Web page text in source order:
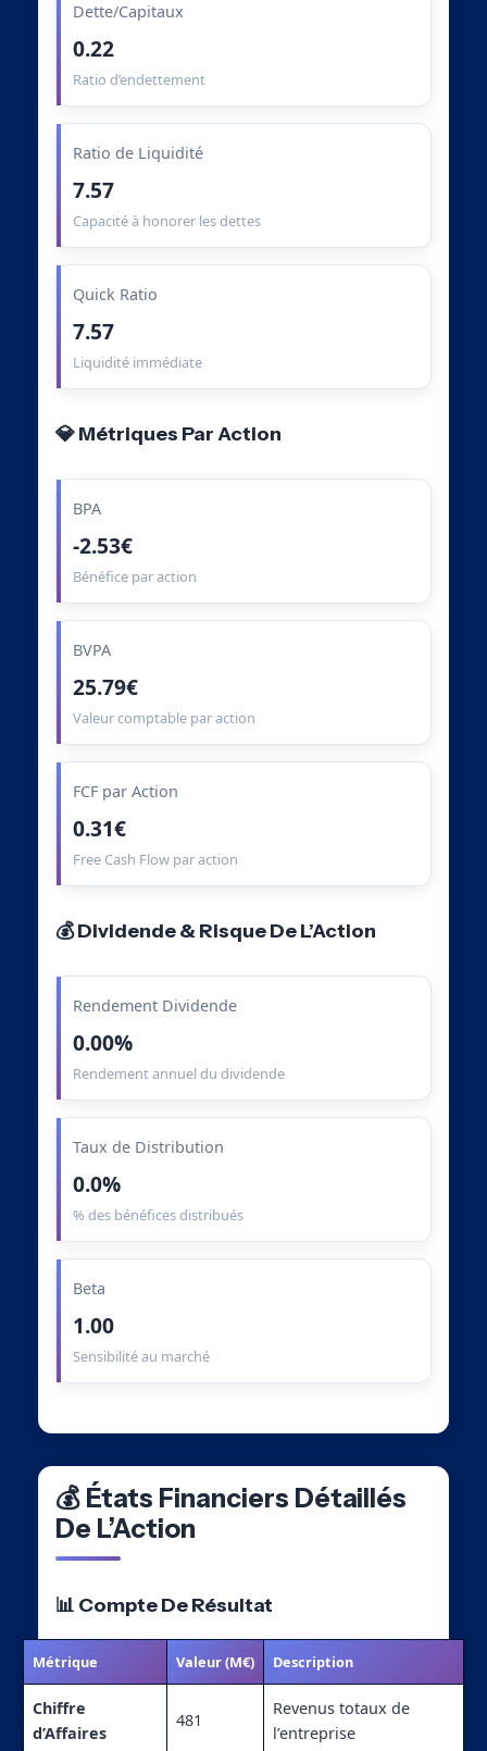
Dette/Capitaux
0.22
Ratio d’endettement
Ratio de Liquidité
7.57
Capacité à honorer les dettes
Quick Ratio
7.57
Liquidité immédiate
💎 Métriques Par Action
BPA
-2.53€
Bénéfice par action
BVPA
25.79€
Valeur comptable par action
FCF par Action
0.31€
Free Cash Flow par action
💰 Dividende & Risque De L’Action
Rendement Dividende
0.00%
Rendement annuel du dividende
Taux de Distribution
0.0%
% des bénéfices distribués
Beta
1.00
Sensibilité au marché
💰 États Financiers Détaillés
De L’Action
📊 Compte De Résultat
Métrique Valeur (M€) Description
Chiffre
d’Affaires
481
Revenus totaux de
l’entreprise